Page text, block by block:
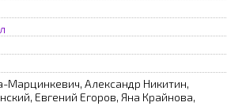
Марцинкевич, Александр Никитин,
Евгений Егоров, Яна Крайнова,